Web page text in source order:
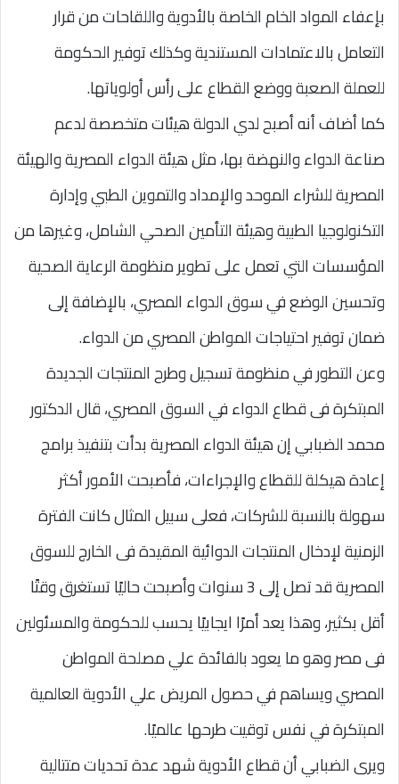
بإعفاء المواد الخام الخاصة بالأدوية واللقاحات من قرار
التعامل بالاعتمادات المستندية وكذلك توفير الحكومة
للعملة الصعبة ووضع القطاع على رأس أولوياتها.
كما أضاف أنه أصبح لدي الدولة هيئات متخصصة لدعم
صناعة الدواء والنهضة بها، مثل هيئة الدواء المصرية والهيئة
المصرية للشراء الموحد والإمداد والتموين الطبي وإدارة
التكنولوجيا الطبية وهيئة التأمين الصحي الشامل، وغيرها من
المؤسسات التي تعمل على تطوير منظومة الرعاية الصحية
وتحسين الوضع في سوق الدواء المصري، بالإضافة إلى
ضمان توفير احتياجات المواطن المصري من الدواء.
وعن التطور في منظومة تسجيل وطرح المنتجات الجديدة
المبتكرة فى قطاع الدواء في السوق المصري، قال الدكتور
محمد الضبابي إن هيئة الدواء المصرية بدأت بتنفيذ برامج
إعادة هيكلة للقطاع والإجراءات، فأصبحت الأمور أكثر
سهولة بالنسبة للشركات، فعلى سبيل المثال كانت الفترة
الزمنية لإدخال المنتجات الدوائية المقيدة فى الخارج للسوق
المصرية قد تصل إلى 3 سنوات وأصبحت حاليًا تستغرق وقتًا
أقل بكثير، وهذا يعد أمرًا ايجابيًا يحسب للحكومة والمسئولين
فى مصر وهو ما يعود بالفائدة علي مصلحة المواطن
المصري ويساهم في حصول المريض علي الأدوية العالمية
المبتكرة في نفس توقيت طرحها عالميًا.
ويرى الضبابي أن قطاع الأدوية شهد عدة تحديات متتالية